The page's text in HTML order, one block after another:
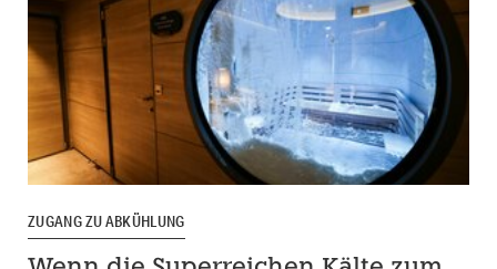
ZUGANG ZU ABKÜHLUNG